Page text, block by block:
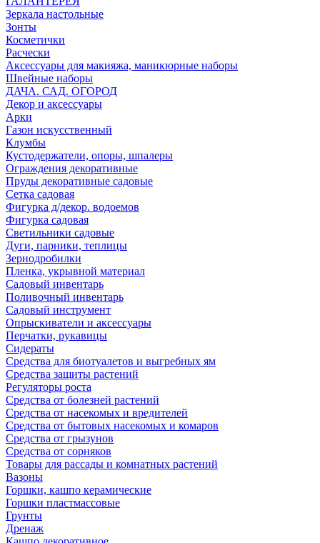
Зеркала настольные
Зонты
Косметички
Расчески
Аксессуары для макияжа, маникюрные наборы
Швейные наборы
ДАЧА. САД. ОГОРОД
Декор и аксессуары
Арки
Газон искусственный
Клумбы
Кустодержатели, опоры, шпалеры
Ограждения декоративные
Пруды декоративные садовые
Сетка садовая
Фигурка д/декор. водоемов
Фигурка садовая
Светильники садовые
Дуги, парники, теплицы
Зернодробилки
Пленка, укрывной материал
Садовый инвентарь
Поливочный инвентарь
Садовый инструмент
Опрыскиватели и аксессуары
Перчатки, рукавицы
Сидераты
Средства для биотуалетов и выгребных ям
Средства защиты растений
Регуляторы роста
Средства от болезней растений
Средства от насекомых и вредителей
Средства от бытовых насекомых и комаров
Средства от грызунов
Средства от сорняков
Товары для рассады и комнатных растений
Вазоны
Горшки, кашпо керамические
Горшки пластмассовые
Грунты
Дренаж